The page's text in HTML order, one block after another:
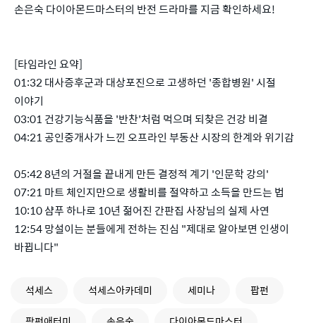
손은숙 다이아몬드마스터의 반전 드라마를 지금 확인하세요!
[타임라인 요약]
01:32 대사증후군과 대상포진으로 고생하던 '종합병원' 시절
이야기
03:01 건강기능식품을 '반찬'처럼 먹으며 되찾은 건강 비결
04:21 공인중개사가 느낀 오프라인 부동산 시장의 한계와 위기감
05:42 8년의 거절을 끝내게 만든 결정적 계기 '인문학 강의'
07:21 마트 체인지만으로 생활비를 절약하고 소득을 만드는 법
10:10 샴푸 하나로 10년 젊어진 간판집 사장님의 실제 사연
12:54 망설이는 분들에게 전하는 진심 "제대로 알아보면 인생이
바뀝니다"
석세스 석세스아카데미 세미나
팝펀